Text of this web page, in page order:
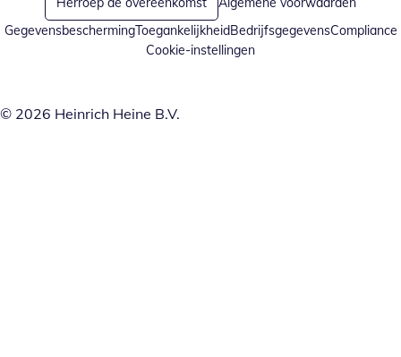
GegevensbeschermingToegankelijkheidBedrijfsgegevensCompliance
Cookie-instellingen
© 2026 Heinrich Heine B.V.